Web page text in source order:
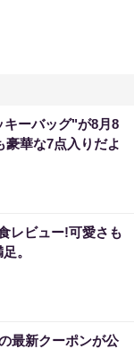
ーバッグ"が8月8
豪華な7点入りだよ
レビュー!可愛さも
。
最新クーポンが公